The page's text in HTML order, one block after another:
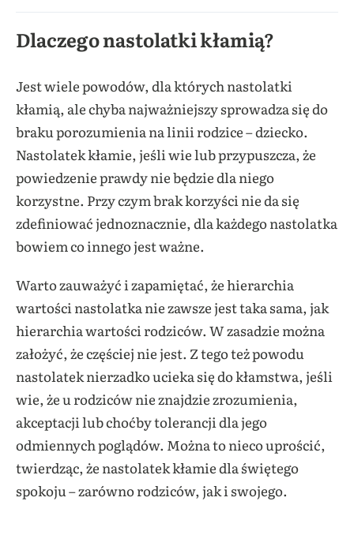
Dlaczego nastolatki kłamią?
Jest wiele powodów, dla których nastolatki
kłamią, ale chyba najważniejszy sprowadza się do
braku porozumienia na linii rodzice – dziecko.
Nastolatek kłamie, jeśli wie lub przypuszcza, że
powiedzenie prawdy nie będzie dla niego
korzystne. Przy czym brak korzyści nie da się
zdefiniować jednoznacznie, dla każdego nastolatka
bowiem co innego jest ważne.
Warto zauważyć i zapamiętać, że hierarchia
wartości nastolatka nie zawsze jest taka sama, jak
hierarchia wartości rodziców. W zasadzie można
założyć, że częściej nie jest. Z tego też powodu
nastolatek nierzadko ucieka się do kłamstwa, jeśli
wie, że u rodziców nie znajdzie zrozumienia,
akceptacji lub choćby tolerancji dla jego
odmiennych poglądów. Można to nieco uprościć,
twierdząc, że nastolatek kłamie dla świętego
spokoju – zarówno rodziców, jak i swojego.